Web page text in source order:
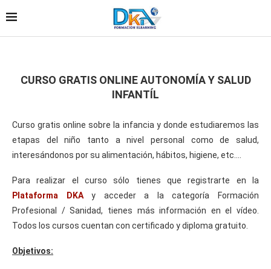
CURSO GRATIS ONLINE AUTONOMÍA Y SALUD
INFANTÍL
Curso gratis online sobre la infancia y donde estudiaremos las
etapas del niño tanto a nivel personal como de salud,
interesándonos por su alimentación, hábitos, higiene, etc….
Para realizar el curso sólo tienes que registrarte en la
Plataforma DKAy acceder a la categoría Formación
Profesional / Sanidad, tienes más información en el vídeo.
Todos los cursos cuentan con certificado y diploma gratuito.
Objetivos: